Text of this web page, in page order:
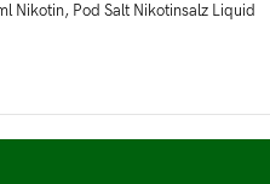
Nikotin, Pod Salt Nikotinsalz Liquid